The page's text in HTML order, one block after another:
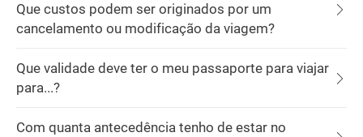
Que custos podem ser originados por um
cancelamento ou modificação da viagem?
Que validade deve ter o meu passaporte para viajar
para...?
Com quanta antecedência tenho de estar no